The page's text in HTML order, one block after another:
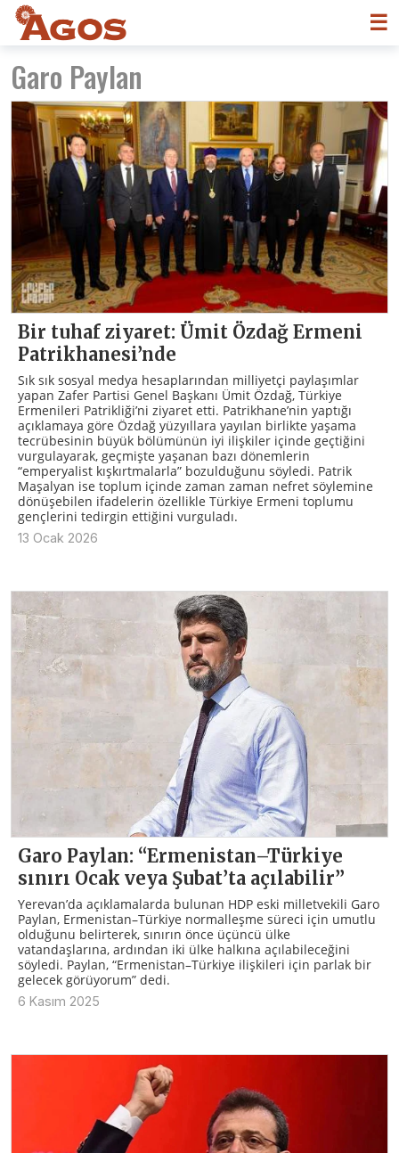
☰
Garo Paylan
Bir tuhaf ziyaret: Ümit Özdağ Ermeni
Patrikhanesi’nde
Sık sık sosyal medya hesaplarından milliyetçi paylaşımlar
yapan Zafer Partisi Genel Başkanı Ümit Özdağ, Türkiye
Ermenileri Patrikliği’ni ziyaret etti. Patrikhane’nin yaptığı
açıklamaya göre Özdağ yüzyıllara yayılan birlikte yaşama
tecrübesinin büyük bölümünün iyi ilişkiler içinde geçtiğini
vurgulayarak, geçmişte yaşanan bazı dönemlerin
“emperyalist kışkırtmalarla” bozulduğunu söyledi. Patrik
Maşalyan ise toplum içinde zaman zaman nefret söylemine
dönüşebilen ifadelerin özellikle Türkiye Ermeni toplumu
gençlerini tedirgin ettiğini vurguladı.
13 Ocak 2026
Garo Paylan: “Ermenistan–Türkiye
sınırı Ocak veya Şubat’ta açılabilir”
Yerevan’da açıklamalarda bulunan HDP eski milletvekili Garo
Paylan, Ermenistan–Türkiye normalleşme süreci için umutlu
olduğunu belirterek, sınırın önce üçüncü ülke
vatandaşlarına, ardından iki ülke halkına açılabileceğini
söyledi. Paylan, “Ermenistan–Türkiye ilişkileri için parlak bir
gelecek görüyorum” dedi.
6 Kasım 2025